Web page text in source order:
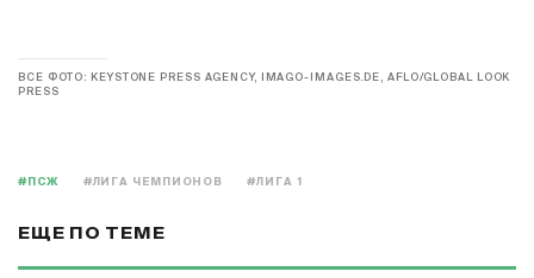
ВСЕ ФОТО: KEYSTONE PRESS AGENCY, IMAGO-IMAGES.DE, AFLO/GLOBAL LOOK
PRESS
#ПСЖ #ЛИГА ЧЕМПИОНОВ #ЛИГА 1
ЕЩЕ ПО ТЕМЕ